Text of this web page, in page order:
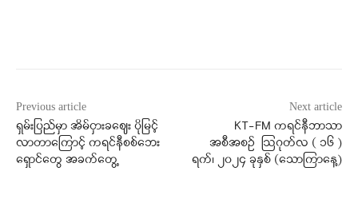
Previous article
ရှမ်းပြည်မှာ အိမ်ငှားခဈေး ပိုမြင့်
လာတာကြောင့် ကရင်နီစစ်ဘေး
ရှောင်တွေ အခက်တွေ့
Next article
KT-FM ကရင်နီဘာသာ
အစီအစဉ် ဩဂုတ်လ ( ၁၆ )
ရက်၊ ၂၀၂၄ ခုနှစ် (သောကြာနေ့)